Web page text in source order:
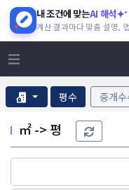
내 조건에 맞는AI 해석
계산 결과마다 맞춤 설명,
평수 중개
㎡ -> 평